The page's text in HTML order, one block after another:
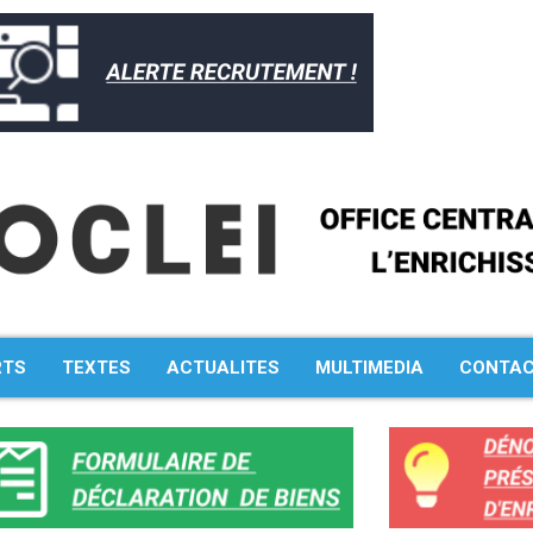
TEXTES ACTUALITES MULTIMEDIA